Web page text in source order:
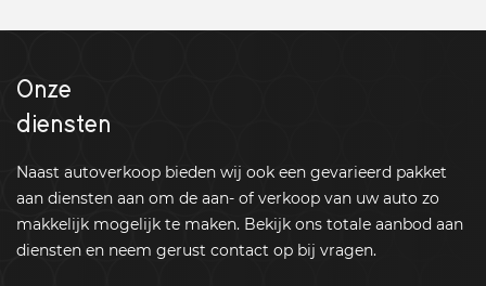
Onze
diensten
Naast autoverkoop bieden wij ook een gevarieerd pakket
aan diensten aan om de aan- of verkoop van uw auto zo
makkelijk mogelijk te maken. Bekijk ons totale aanbod aan
diensten en neem gerust contact op bij vragen.